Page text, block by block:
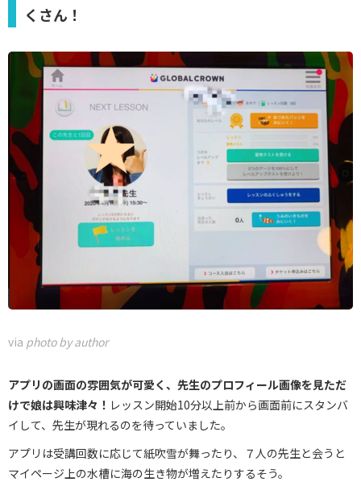
くさん！
via photo by author
アプリの画面の雰囲気が可愛く、先生のプロフィール画像を見ただ
けで娘は興味津々！ レッスン開始10分以上前から画面前にスタンバ
イして、先生が現れるのを待っていました。
アプリは受講回数に応じて紙吹雪が舞ったり、７人の先生と会うと
マイページ上の水槽に海の生き物が増えたりするそう。